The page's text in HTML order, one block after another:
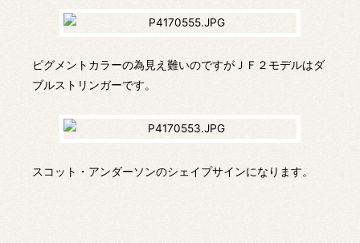
ピグメントカラーの為見え難いのですがＪＦ２モデルはダ
ブルストリンガーです。
スコット・アンダーソンのシェイプサインになります。